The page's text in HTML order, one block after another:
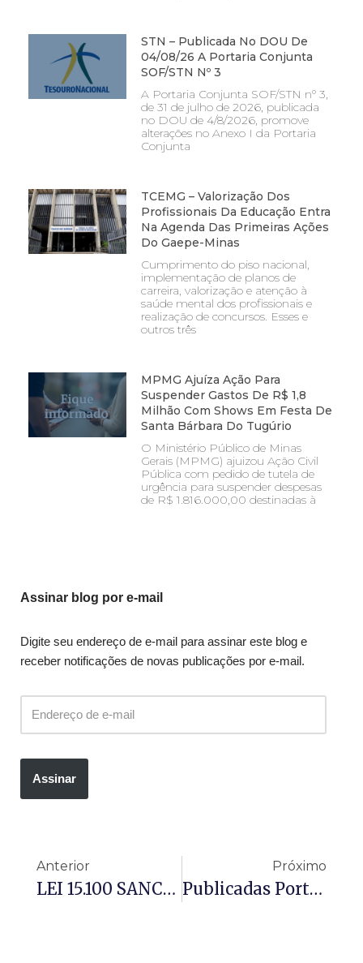
STN – Publicada No DOU De
04/08/26 A Portaria Conjunta
SOF/STN Nº 3
A Portaria Conjunta SOF/STN nº 3,
de 31 de julho de 2026, publicada
no DOU de 4/8/2026, promove
alterações no Anexo I da Portaria
Conjunta
TCEMG – Valorização Dos
Profissionais Da Educação Entra
Na Agenda Das Primeiras Ações
Do Gaepe-Minas
Cumprimento do piso nacional,
implementação de planos de
carreira, valorização e atenção à
saúde mental dos profissionais e
realização de concursos. Esses e
outros três
MPMG Ajuíza Ação Para
Suspender Gastos De R$ 1,8
Milhão Com Shows Em Festa De
Santa Bárbara Do Tugúrio
O Ministério Público de Minas
Gerais (MPMG) ajuizou Ação Civil
Pública com pedido de tutela de
urgência para suspender despesas
de R$ 1.816.000,00 destinadas à
Assinar blog por e-mail
Digite seu endereço de e-mail para assinar este blog e
receber notificações de novas publicações por e-mail.
Assinar
Anterior
LEI 15.100 SANCIONADA – Utilização, Por Estudantes, De Aparelhos Eletrônicos Portáteis Pessoais Em Estabelecimentos De Ensino
Próximo
Publicadas Portarias Do Ministério Da Saúde Com Valores, Para O Exercício De 2025, No Grupo De Vigilância Em Saúde Do Bloco De Manutenção Das Ações E Serviços Públicos De Saúde (Portaria 6527) E Para Cumprimento Do Piso Salarial Profissional Nacional Dos Agentes De Combate Às Endemias (ACE)(Portaria 6530).